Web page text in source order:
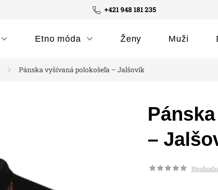
+421 948 181 235
Etno móda Ženy Muži
Pánska vyšívaná polokošeľa – Jalšovík
–